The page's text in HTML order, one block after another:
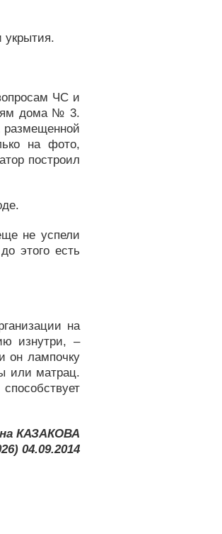
укрытия.
ЧС и
дома № 3.
размещенной
на фото,
построил
не успели
этого есть
на
изнутри, –
он лампочку
или матрац.
КАЗАКОВА
04.09.2014